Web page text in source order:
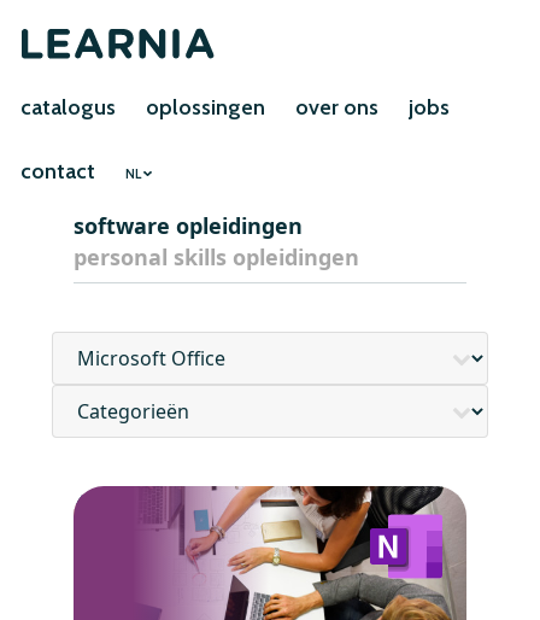
catalogus oplossingen over ons jobs
contact NL
software opleidingen
personal skills opleidingen